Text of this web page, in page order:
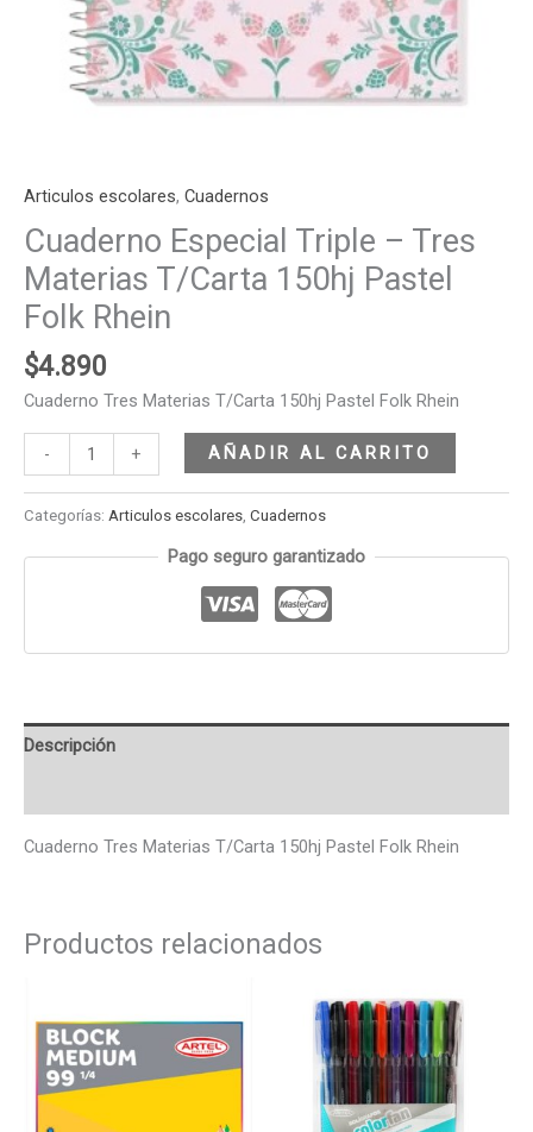
Articulos escolares, Cuadernos
Cuaderno Especial Triple – Tres
Materias T/Carta 150hj Pastel
Folk Rhein
$4.890
Cuaderno Tres Materias T/Carta 150hj Pastel Folk Rhein
- + AÑADIR AL CARRITO
Categorías: Articulos escolares Cuadernos
Pago seguro garantizado
Descripción
Cuaderno Tres Materias T/Carta 150hj Pastel Folk Rhein
Productos relacionados